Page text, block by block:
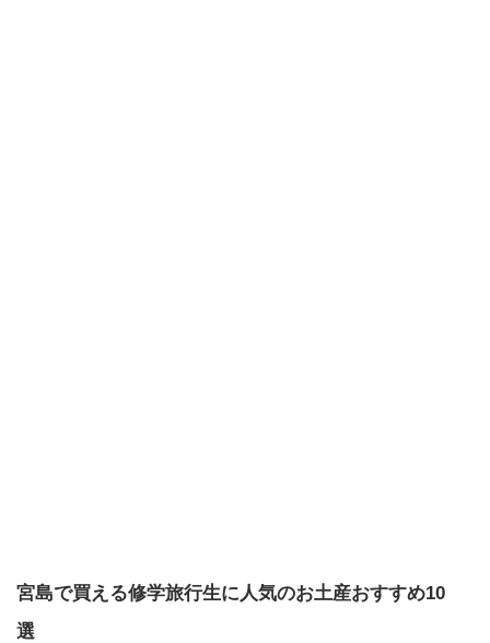
宮島で買える修学旅行生に人気のお土産おすすめ10
選